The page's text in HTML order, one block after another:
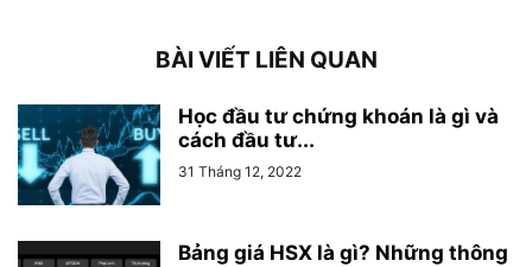
BÀI VIẾT LIÊN QUAN
Học đầu tư chứng khoán là gì và
cách đầu tư...
31 Tháng 12, 2022
Bảng giá HSX là gì? Những thông